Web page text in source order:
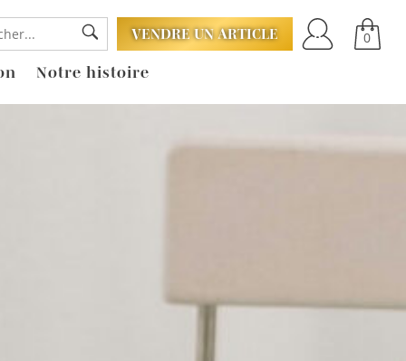
VENDRE UN ARTICLE
0
Notre histoire